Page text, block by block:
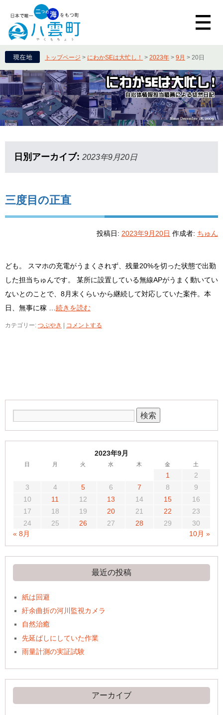
トップページ > にわかSEは大忙し！ > 2023年 > 9月 > 20日
日別アーカイブ: 2023年9月20日
三度目の正直
投稿日: 2023年9月20日 作成者: ちゅん
ども。 スマホの充電がうまくされず、残量20%を切った状態で出勤
した担当ちゅんです。 某所に設置している無線APがうまく動いてい
ないとのことで、8月末くらいから継続して対応していた案件。本
日、無事に稼 … 続きを読む
カテゴリー: つぶやき コメントする
2023年9月
日 月 火 水 木 金 土
1
2
3
4 5 6 7 8
9
10
11 12 13 14 15
16
17
18 19 20 21 22
23
24
25 26 27 28 29
30
« 8月
10月 »
最近の投稿
紙は回避
紆余曲折の河川監視カメラ
自然治癒
先延ばしにしていた作業
雨量計測の実証試験
アーカイブ